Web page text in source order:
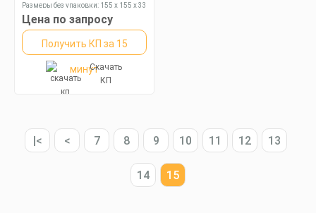
Размеры без упаковки: 155 x 155 x 33
мм
Цена по запросу
Получить КП за 15
минутСкачать
КП
|< < 7 8 9 10 11 12 13
14 15